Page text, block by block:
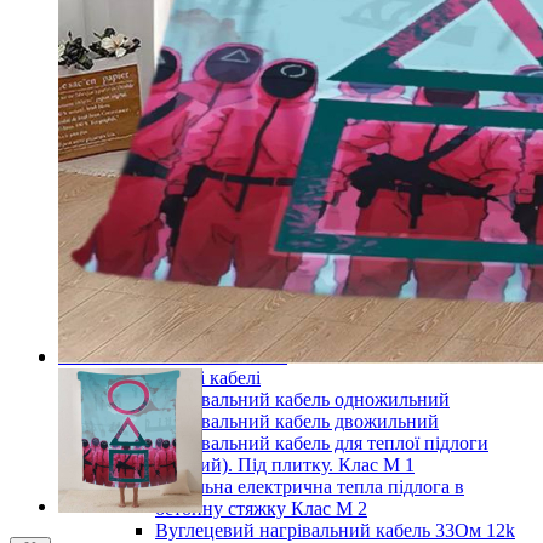
Готові комплекти теплої інфрачервоної плівкової
підлоги
Комплекти для монтажу теплої підлоги
Monocrystal під будь-які покриття
Комплекти для монтажу теплої підлоги
Monocrystal під плитку
Комплекти для монтажу теплої підлоги
Monocrystal (з терморегулятором) під будь-які
покриття
Комплекти для монтажу теплої підлоги
Monocrystal (з терморегулятором) під плитку
Терморегулятори для теплої підлоги
Комплектуючі для монтажу теплої електричної
підлоги
Показати усі Інфрачервона електрична плівкова тепла
підлога
Кабельні системи опалення
Нагрівальні кабелі
Нагрівальний кабель одножильний
Нагрівальний кабель двожильний
Нагрівальний кабель для теплої підлоги
(тонкий). Під плитку. Клас М 1
Кабельна електрична тепла підлога в
бетонну стяжку Клас М 2
Вуглецевий нагрівальний кабель 33Ом 12k